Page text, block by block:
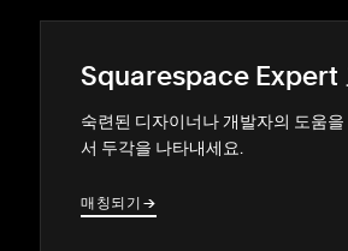
Squarespace Expert
숙련된 디자이너나 개발자의 도움
서 두각을 나타내세요.
매칭되기 →
→